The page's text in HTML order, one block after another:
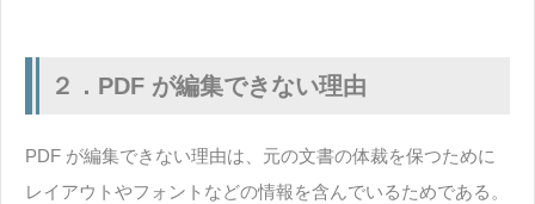
２．PDF が編集できない理由
PDF が編集できない理由は、元の文書の体裁を保つために
レイアウトやフォントなどの情報を含んでいるためである。